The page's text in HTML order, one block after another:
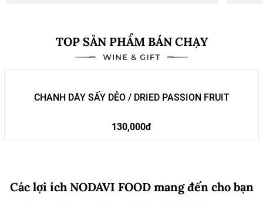
TOP SẢN PHẨM BÁN CHẠY
CHANH DÂY SẤY DẺO / DRIED PASSION FRUIT
130,000đ
Các lợi ích NODAVI FOOD mang đến cho bạn